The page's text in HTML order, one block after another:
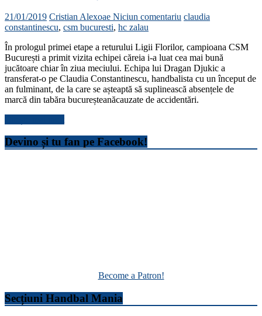
21/01/2019 Cristian Alexoae Niciun comentariu claudia
constantinescu, csm bucuresti, hc zalau
În prologul primei etape a returului Ligii Florilor, campioana CSM
București a primit vizita echipei căreia i-a luat cea mai bună
jucătoare chiar în ziua meciului. Echipa lui Dragan Djukic a
transferat-o pe Claudia Constantinescu, handbalista cu un început de
an fulminant, de la care se așteaptă să suplinească absențele de
marcă din tabăra bucureșteanăcauzate de accidentări.
Devino și tu fan pe Facebook!
Become a Patron!
Secțiuni Handbal Mania